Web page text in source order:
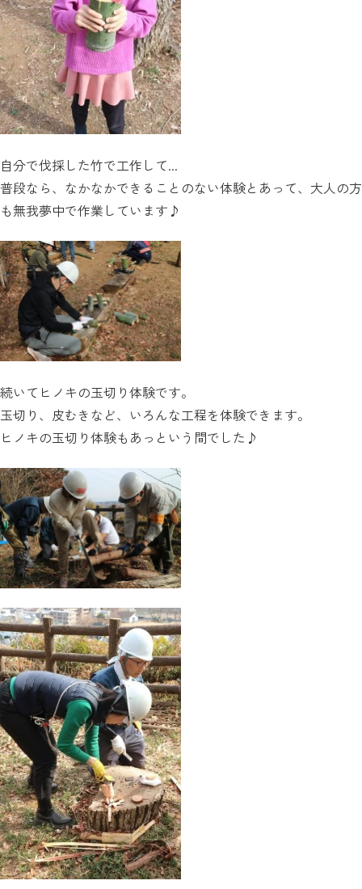
自分で伐採した竹で工作して...
普段なら、なかなかできることのない体験とあって、大人の方
も無我夢中で作業しています♪
続いてヒノキの玉切り体験です。
玉切り、皮むきなど、いろんな工程を体験できます。
ヒノキの玉切り体験もあっという間でした♪